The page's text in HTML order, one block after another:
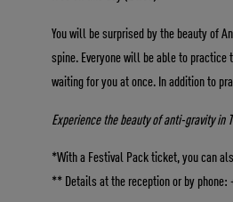
You will be surprised by the beauty of
spine. Everyone will be able to
waiting for you at once. In addition to
Experience the beauty of anti-gravity in
*With a Festival Pack ticket, you can
** Details at the reception or by phone: